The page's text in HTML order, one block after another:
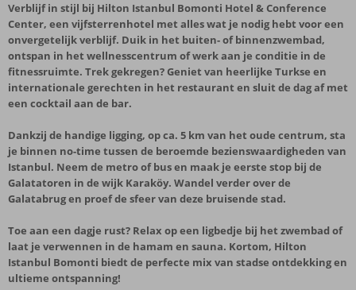
Verblijf in stijl bij Hilton Istanbul Bomonti Hotel & Conference
Center, een vijfsterrenhotel met alles wat je nodig hebt voor een
onvergetelijk verblijf. Duik in het buiten- of binnenzwembad,
ontspan in het wellnesscentrum of werk aan je conditie in de
fitnessruimte. Trek gekregen? Geniet van heerlijke Turkse en
internationale gerechten in het restaurant en sluit de dag af met
een cocktail aan de bar.
Dankzij de handige ligging, op ca. 5 km van het oude centrum, sta
je binnen no-time tussen de beroemde bezienswaardigheden van
Istanbul. Neem de metro of bus en maak je eerste stop bij de
Galatatoren in de wijk Karaköy. Wandel verder over de
Galatabrug en proef de sfeer van deze bruisende stad.
Toe aan een dagje rust? Relax op een ligbedje bij het zwembad of
laat je verwennen in de hamam en sauna. Kortom, Hilton
Istanbul Bomonti biedt de perfecte mix van stadse ontdekking en
ultieme ontspanning!